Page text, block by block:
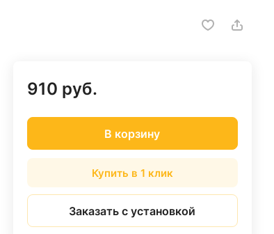
910 руб.
В корзину
Купить в 1 клик
Заказать с установкой